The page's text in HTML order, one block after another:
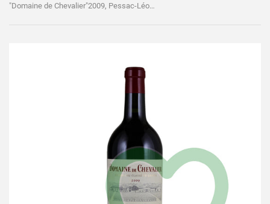
"Domaine de Chevalier"2009, Pessac-Léognan, France︱"ドメーヌ • ド • シュヴァリエ"2009, ペサック • レオニャン, フランス | 750ml